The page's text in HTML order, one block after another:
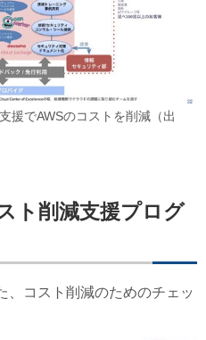
援でAWSのコストを削減（出
ト削減支援プログ
、コスト削減のためのチェッ